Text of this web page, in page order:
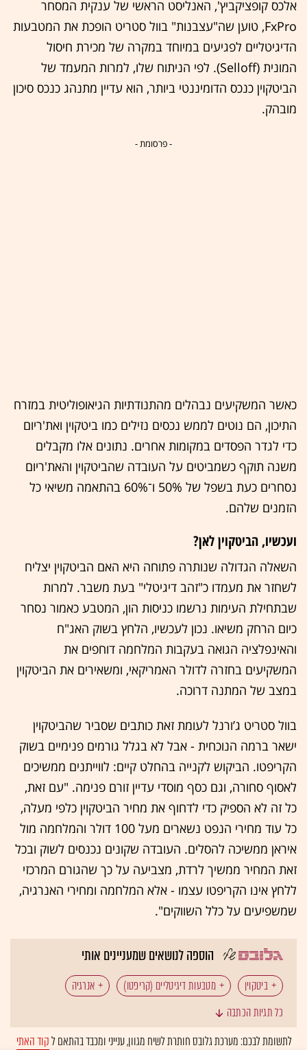
אלכס קופציקביץ', האנליסט הראשי של ענקית המסחר
FxPro, טוען שה"עצבנות" בוול סטריט הופכת את המטבעות
הדיגיטליים לפגיעים במיוחד במקרה של מכירת חיסול
המונית (Selloff). לפי הניתוח שלו, למרות המעמד של
הביטקוין כנכס הדומיננטי ביותר, הוא עדיין מתנהג כנכס סיכון
מובהק.
- פרסומת -
כאשר המשקיעים נבהלים מהתנודתיות הגיאופוליטית במזרח
התיכון, הם נוטים לממש נכסים נזילים כמו ביטקוין ואת'ריום
כדי לגדר הפסדים במקומות אחרים. נתונים אלו מקבלים
משנה תוקף כשמביטים על העובדה שהביטקוין והאת'ריום
נסחרים כעת בשפל של 50% ו־60% בהתאמה משיאי כל
הזמנים שלהם.
ועכשיו, הביטקוין לאן?
השאלה הגדולה שנותרה פתוחה היא האם הביטקוין יצליח
לשחזר את מעמדו כ"זהב דיגיטלי" בעת משבר. למרות
שבתחילת העימות נרשמו כניסות הון, המטבע כאמור נסחר
כיום הרחק משיאו. נכון לעכשיו, הלחץ בשוק האג"ח
והאינפלציה הגואה בעקבות המלחמה דוחפים את
המשקיעים בחזרה לדולר האמריקאי, ומשאירים את הביטקוין
במצב של המתנה דרוכה.
בוול סטריט ג’ורנל לעומת זאת כותבים שסביר שהביטקוין
ישאר ברמה הנוכחית - אבל לא בגלל גורמים פנימיים בשוק
הקריפטו. הביקוש לקנייה בהחלט קיים: לווייתנים ממשיכים
לאסוף סחורה, וגם כסף מוסדי עדיין זורם פנימה. "עם זאת,
כל זה לא הספיק כדי לדחוף את מחיר הביטקוין כלפי מעלה,
כל עוד מחירי הנפט נשארים מעל 100 דולר והמלחמה מול
איראן ממשיכה להסלים. העובדה שקונים נכנסים לשוק ובכל
זאת המחיר ממשיך לרדת, מצביעה על כך שהגורם המרכזי
ללחץ אינו הקריפטו עצמו - אלא המלחמה ומחירי האנרגיה,
שמשפיעים על כלל השווקים".
הוספה לנושאים שמעניינים אותי
ביטקוין מטבעות דיגיטליים (קריפטו) אנרגיה
כל תגיות הכתבה
לתשומת לבכם: מערכת גלובס חותרת לשיח מגוון, ענייני ומכבד בהתאם לקוד האתי